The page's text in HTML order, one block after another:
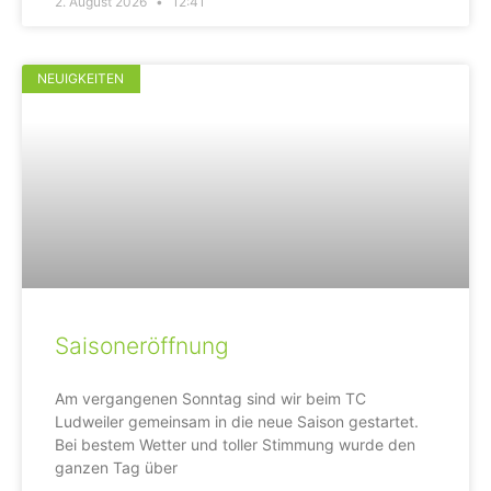
NEUIGKEITEN
Saisoneröffnung
Am vergangenen Sonntag sind wir beim TC
Ludweiler gemeinsam in die neue Saison gestartet.
Bei bestem Wetter und toller Stimmung wurde den
ganzen Tag über